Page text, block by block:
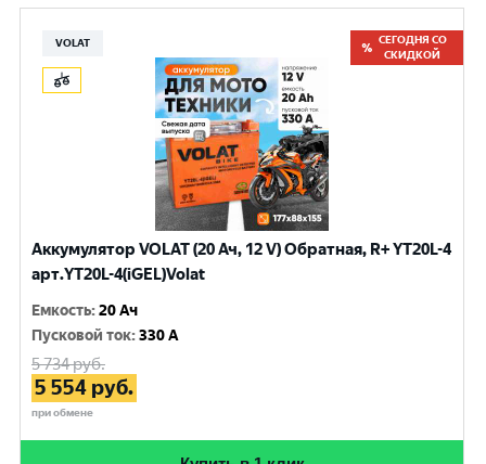
VOLAT
СЕГОДНЯ СО
СКИДКОЙ
Аккумулятор VOLAT (20 Ач, 12 V) Обратная, R+ YT20L-4
арт.YT20L-4(iGEL)Volat
Емкость:20 Ач
Пусковой ток:330 A
5 734руб.
5 554 руб.
при обмене